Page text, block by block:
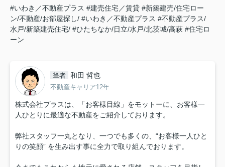
#いわき／不動産プラス #建売住宅／賃貸 #新築建売/住宅ロー
ン/不動産/お部屋探し/ #いわき／不動産プラス #不動産プラス/
水戸/新築建売住宅/ #ひたちなか/日立/水戸/北茨城/高萩 #住宅ロ
ーン
筆者 和田 哲也
不動産キャリア12年
株式会社プラスは、「お客様目線」をモットーに、お客様一
人ひとりに最適な不動産をご紹介しております。
弊社スタッフ一丸となり、一つでも多くの、“お客様一人ひと
りの笑顔” を生み出す事に全力で取り組んでおります。